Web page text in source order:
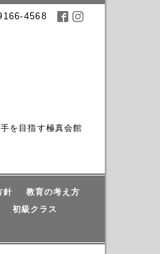
4568
を目指す極真会館
針
教育の考え方
初級クラス